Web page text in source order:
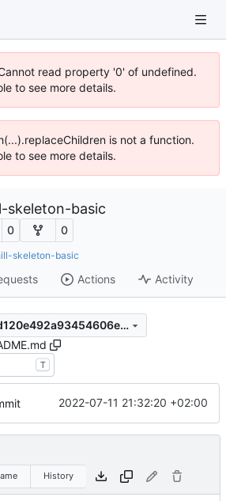
read property '0' of undefined.
to see more details.
is not a function.
to see more details.
skeleton-basic
0 0
skeleton-basic
Actions Activity
e55562c4cd7495d120e492a93454606e5f98543e
T
2022-07-11 21:32:20 +02:00
History